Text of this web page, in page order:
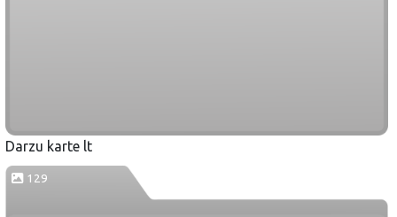
Darzu karte lt
129